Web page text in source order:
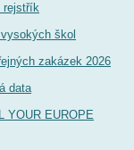
rejstřík
škol
zakázek 2026
data
YOUR EUROPE